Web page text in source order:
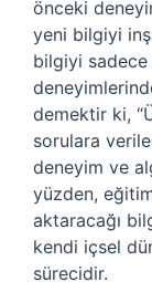
önceki
yeni bilgiyi
bilgiyi
demektir ki,
sorulara
deneyim ve
yüzden,
aktaracağı
kendi içsel
sürecidir.